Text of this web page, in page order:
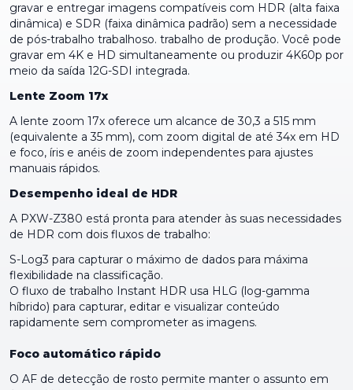
gravar e entregar imagens compatíveis com HDR (alta faixa
dinâmica) e SDR (faixa dinâmica padrão) sem a necessidade
de pós-trabalho trabalhoso. trabalho de produção. Você pode
gravar em 4K e HD simultaneamente ou produzir 4K60p por
meio da saída 12G-SDI integrada.
Lente Zoom 17x
A lente zoom 17x oferece um alcance de 30,3 a 515 mm
(equivalente a 35 mm), com zoom digital de até 34x em HD
e foco, íris e anéis de zoom independentes para ajustes
manuais rápidos.
Desempenho ideal de HDR
A PXW-Z380 está pronta para atender às suas necessidades
de HDR com dois fluxos de trabalho:
S-Log3 para capturar o máximo de dados para máxima
flexibilidade na classificação.
O fluxo de trabalho Instant HDR usa HLG (log-gamma
híbrido) para capturar, editar e visualizar conteúdo
rapidamente sem comprometer as imagens.
Foco automático rápido
O AF de detecção de rosto permite manter o assunto em